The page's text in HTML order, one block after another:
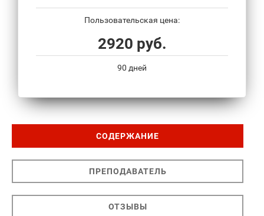
Пользовательская цена:
2920 руб.
90 дней
СОДЕРЖАНИЕ
ПРЕПОДАВАТЕЛЬ
ОТЗЫВЫ